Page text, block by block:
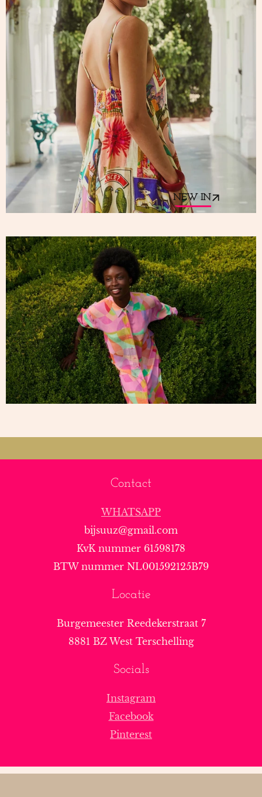
NEW IN
Contact
WHATSAPP
bijsuuz@gmail.com
KvK nummer 61598178
BTW nummer NL001592125B79
Locatie
Burgemeester Reedekerstraat 7
8881 BZ West Terschelling
Socials
Instagram
Facebook
Pinterest